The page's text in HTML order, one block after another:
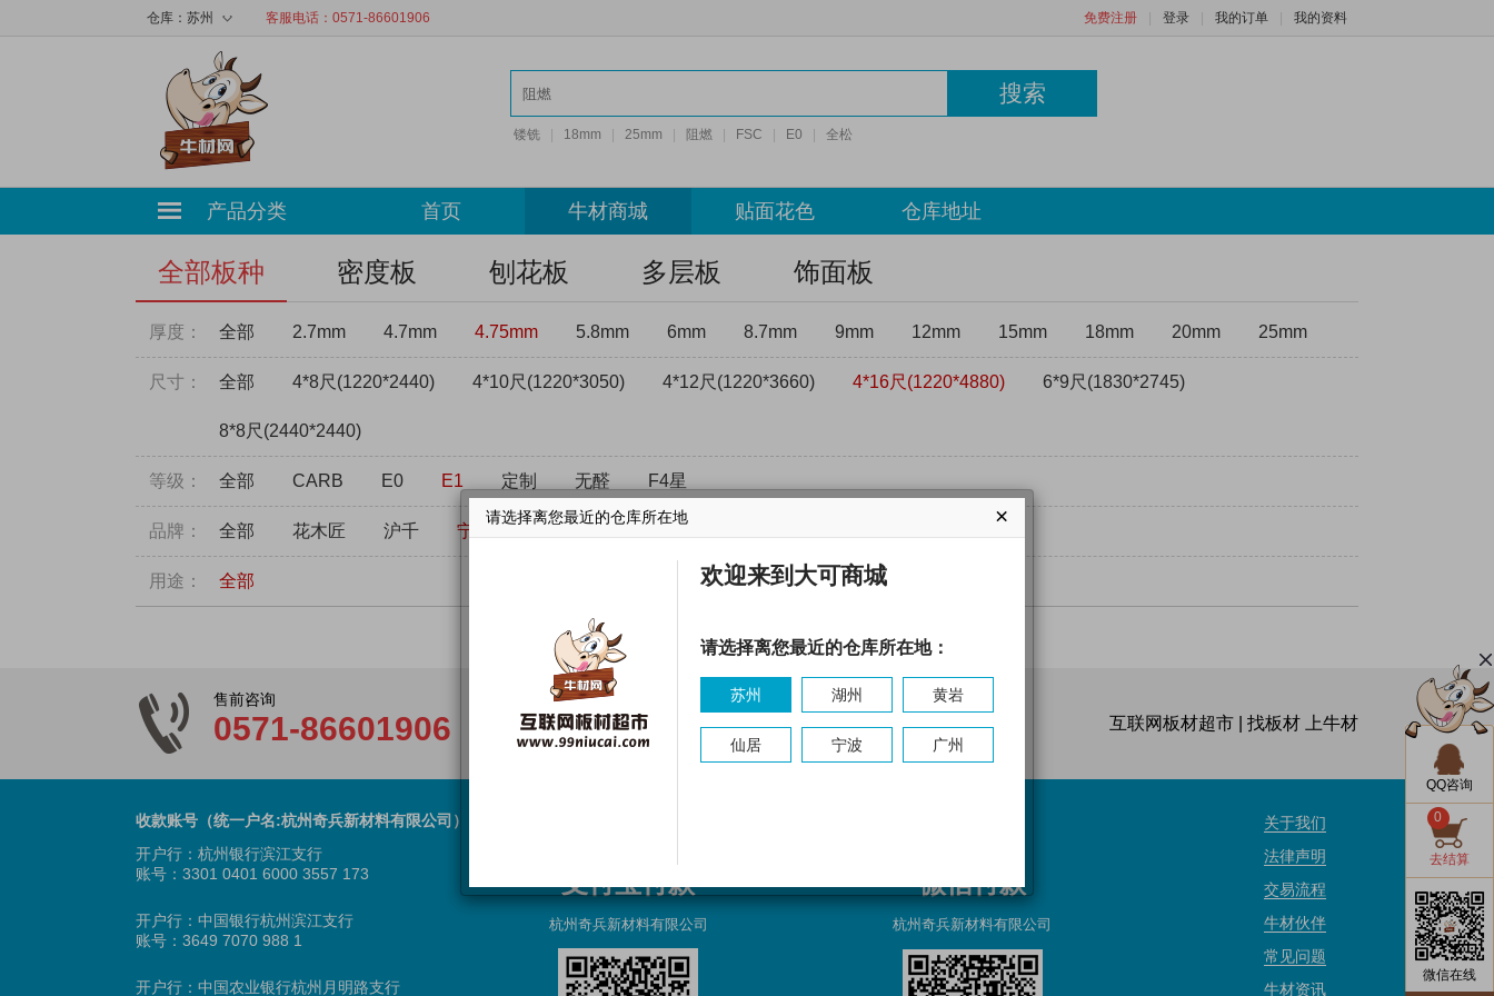
◇
仓库： 苏州 客服电话：0571-86601906 免费注册 登录 我的订单 我的资料
搜索
镂铣 18mm 25mm 阻燃 FSC E0 全松
产品分类 首页 牛材商城 贴面花色 仓库地址
全部板种 密度板 刨花板 多层板 饰面板
厚度： 全部 2.7mm 4.7mm 4.75mm 5.8mm 6mm 8.7mm 9mm 12mm 15mm 18mm 20mm 25mm
尺寸： 全部 4*8尺(1220*2440) 4*10尺(1220*3050) 4*12尺(1220*3660) 4*16尺(1220*4880) 6*9尺(1830*2745)
8*8尺(2440*2440)
等级： 全部 CARB E0 E1 定制 无醛 F4星
品牌： 全部 花木匠 沪千 宁丰 东森 乐林 东源
用途： 全部
售前咨询
0571-86601906 互联网板材超市 | 找板材 上牛材
收款账号（统一户名:杭州奇兵新材料有限公司）
开户行：杭州银行滨江支行
账号：3301 0401 6000 3557 173
开户行：中国银行杭州滨江支行
账号：3649 7070 988 1
开户行：中国农业银行杭州月明路支行
支付宝付款
杭州奇兵新材料有限公司
微信付款
杭州奇兵新材料有限公司
关于我们
法律声明
交易流程
牛材伙伴
常见问题
牛材资讯
QQ咨询
0
去结算
微信在线
请选择离您最近的仓库所在地 ×
欢迎来到大可商城
请选择离您最近的仓库所在地：
苏州 湖州 黄岩
仙居 宁波 广州